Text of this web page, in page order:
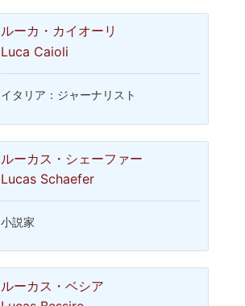
ルーカ・カイオーリ
Luca Caioli
イタリア：ジャーナリスト
ルーカス・シェーファー
Lucas Schaefer
小説家
ルーカス・ベシア